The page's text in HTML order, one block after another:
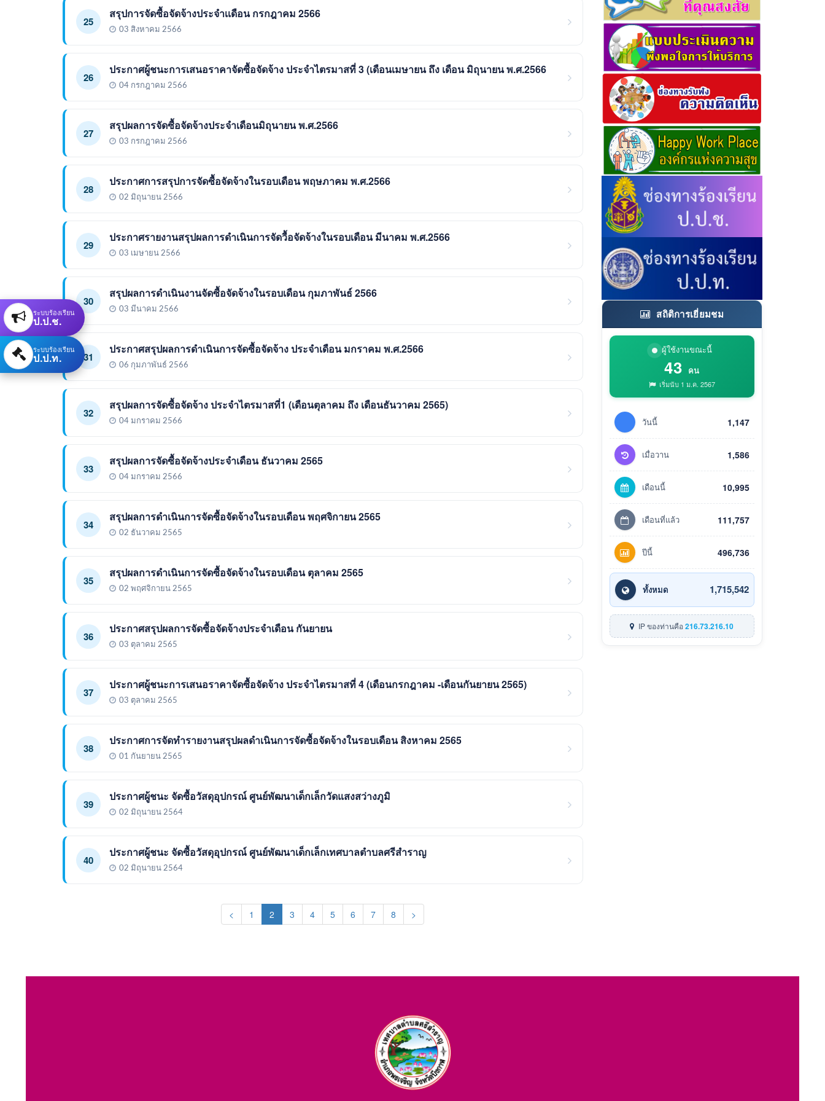
25
สรุปการจัดซื้อจัดจ้างประจำเเดือน กรกฎาคม 2566
03 สิงหาคม 2566
26
ประกาศผู้ชนะการเสนอราคาจัดซื้อจัดจ้าง ประจำไตรมาสที่ 3 (เดือนเมษายน ถึง เดือน มิถุนายน พ.ศ.2566
04 กรกฎาคม 2566
27
สรุปผลการจัดซื้อจัดจ้างประจำเดือนมิถุนายน พ.ศ.2566
03 กรกฎาคม 2566
28
ประกาศการสรุปการจัดซื้อจัดจ้างในรอบเดือน พฤษภาคม พ.ศ.2566
02 มิถุนายน 2566
29
ประกาศรายงานสรุปผลการดำเนินการจัดวื้อจัดจ้างในรอบเดือน มีนาคม พ.ศ.2566
03 เมษายน 2566
30
สรุปผลการดำเนินงานจัดซื้อจัดจ้างในรอบเดือน กุมภาพันธ์ 2566
03 มีนาคม 2566
31
ประกาศสรุปผลการดำเนินการจัดซื้อจัดจ้าง ประจำเดือน มกราคม พ.ศ.2566
06 กุมภาพันธ์ 2566
32
สรุปผลการจัดซื้อจัดจ้าง ประจำไตรมาสที่1 (เดือนตุลาคม ถึง เดือนธันวาคม 2565)
04 มกราคม 2566
33
สรุปผลการจัดซื้อจัดจ้างประจำเดือน ธันวาคม 2565
04 มกราคม 2566
34
สรุปผลการดำเนินการจัดซื้อจัดจ้างในรอบเดือน พฤศจิกายน 2565
02 ธันวาคม 2565
35
สรุปผลการดำเนินการจัดซื้อจัดจ้างในรอบเดือน ตุลาคม 2565
02 พฤศจิกายน 2565
36
ประกาศสรุปผลการจัดซื้อจัดจ้างประจำเดือน กันยายน
03 ตุลาคม 2565
37
ประกาศผู้ชนะการเสนอราคาจัดซื้อจัดจ้าง ประจำไตรมาสที่ 4 (เดือนกรกฎาคม -เดือนกันยายน 2565)
03 ตุลาคม 2565
38
ประกาศการจัดทำรายงานสรุปผลดำเนินการจัดซื้อจัดจ้างในรอบเดือน สิงหาคม 2565
01 กันยายน 2565
39
ประกาศผู้ชนะ จัดซื้อวัสดุอุปกรณ์ ศูนย์พัฒนาเด็กเล็กวัดแสงสว่างภูมิ
02 มิถุนายน 2564
40
ประกาศผู้ชนะ จัดซื้อวัสดุอุปกรณ์ ศูนย์พัฒนาเด็กเล็กเทศบาลตำบลศรีสำราญ
02 มิถุนายน 2564
< 1 2 (current)
3 4 5 6 7 8 >
สถิติการเยี่ยมชม
ผู้ใช้งานขณะนี้
43 คน
เริ่มนับ 1 ม.ค. 2567
วันนี้ 1,147
เมื่อวาน 1,586
เดือนนี้ 10,995
เดือนที่แล้ว 111,757
ปีนี้ 496,736
ทั้งหมด 1,715,542
IP ของท่านคือ216.73.216.10
ระบบร้องเรียน
ป.ป.ช.
ระบบร้องเรียน
ป.ป.ท.